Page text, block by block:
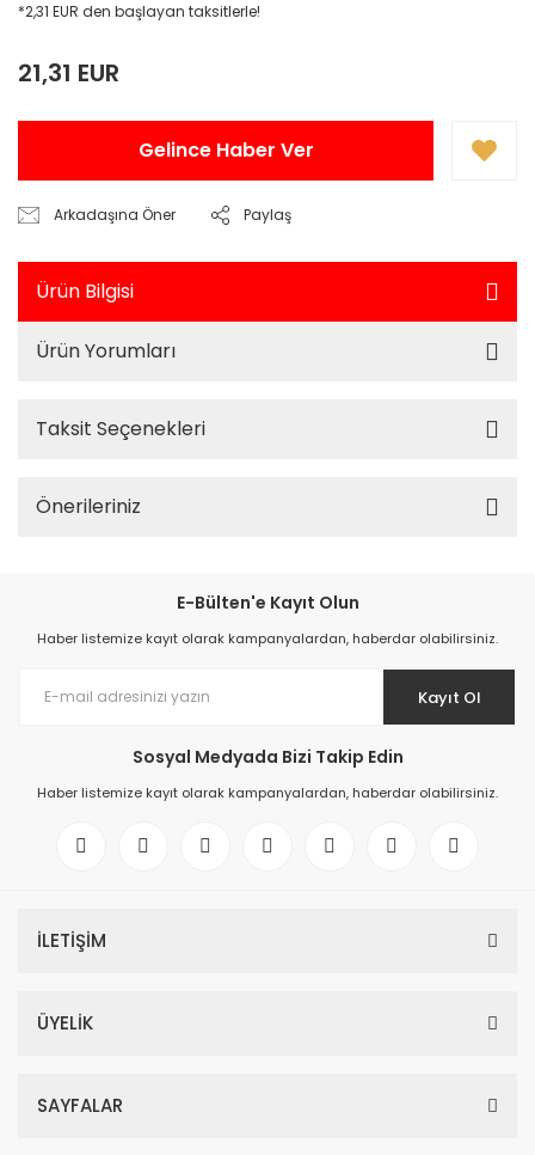
*2,31 EUR den başlayan taksitlerle!
21,31 EUR
Gelince Haber Ver
Arkadaşına Öner Paylaş
Ürün Bilgisi
Ürün Yorumları
Taksit Seçenekleri
Önerileriniz
E-Bülten'e Kayıt Olun
Haber listemize kayıt olarak kampanyalardan, haberdar olabilirsiniz.
Kayıt Ol
Sosyal Medyada Bizi Takip Edin
Haber listemize kayıt olarak kampanyalardan, haberdar olabilirsiniz.
İLETİŞİM
ÜYELİK
SAYFALAR